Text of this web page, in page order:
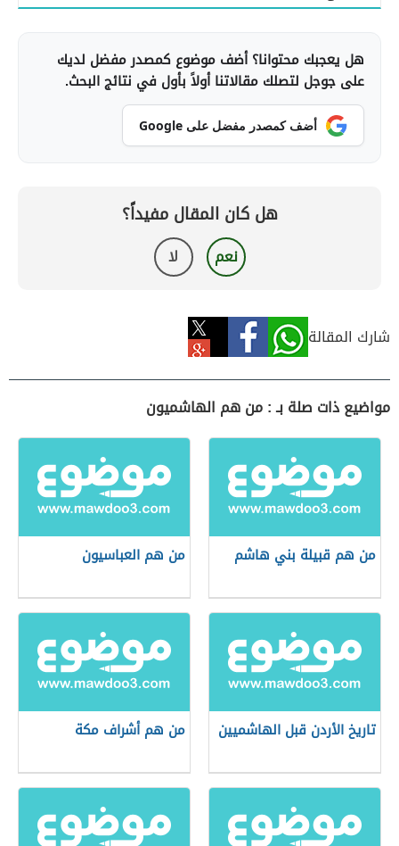
هل يعجبك محتوانا؟ أضف موضوع كمصدر مفضل لديك
على جوجل لتصلك مقالاتنا أولاً بأول في نتائج البحث.
أضف كمصدر مفضل على Google
هل كان المقال مفيداً؟
نعم لا
شارك المقالة
مواضيع ذات صلة بـ : من هم الهاشميون
من هم قبيلة بني هاشم من هم العباسيون
تاريخ الأردن قبل الهاشميين من هم أشراف مكة